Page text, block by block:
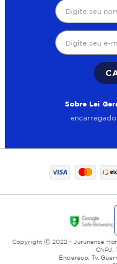
Sobre Lei
Copyright Ⓒ 2022 - Jurunense
CNPJ:
Endereço: Tv.